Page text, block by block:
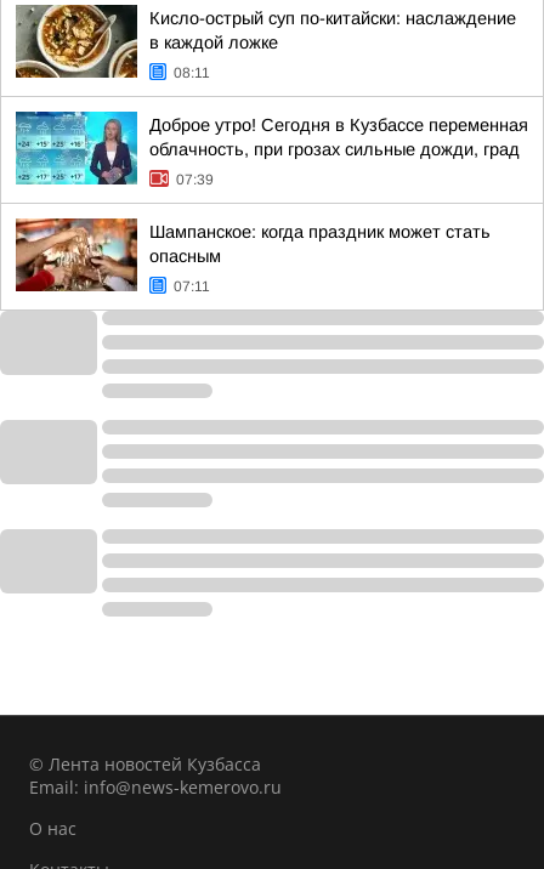
Кисло-острый суп по-китайски: наслаждение
в каждой ложке
08:11
Доброе утро! Сегодня в Кузбассе переменная
облачность, при грозах сильные дожди, град
07:39
Шампанское: когда праздник может стать
опасным
07:11
© Лента новостей Кузбасса
Email: info@news-kemerovo.ru
О нас